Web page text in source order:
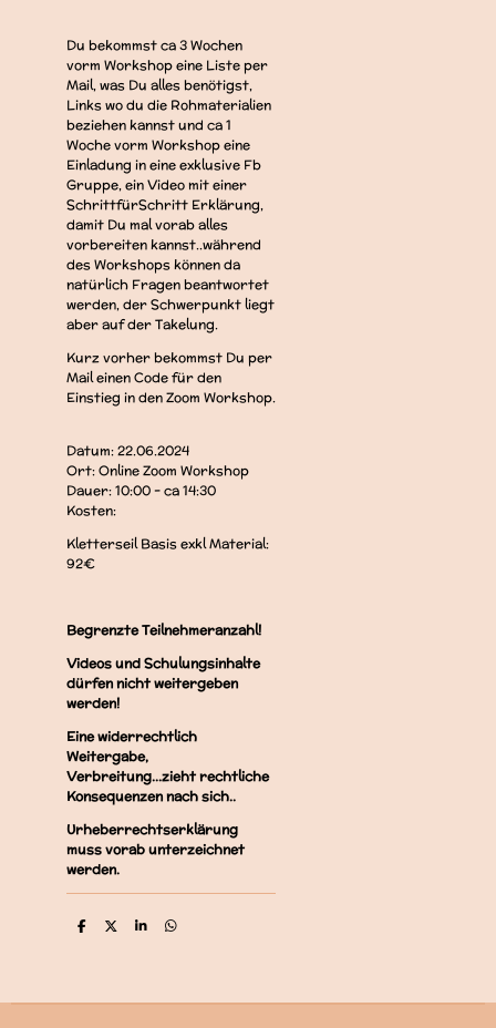
Du bekommst ca 3 Wochen
vorm Workshop eine Liste per
Mail, was Du alles benötigst,
Links wo du die Rohmaterialien
beziehen kannst und ca 1
Woche vorm Workshop eine
Einladung in eine exklusive Fb
Gruppe, ein Video mit einer
SchrittfürSchritt Erklärung,
damit Du mal vorab alles
vorbereiten kannst..während
des Workshops können da
natürlich Fragen beantwortet
werden, der Schwerpunkt liegt
aber auf der Takelung.
Kurz vorher bekommst Du per
Mail einen Code für den
Einstieg in den Zoom Workshop.
Datum: 22.06.2024
Ort: Online Zoom Workshop
Dauer: 10:00 - ca 14:30
Kosten:
Kletterseil Basis exkl Material:
92€
Begrenzte Teilnehmeranzahl!
Videos und Schulungsinhalte
dürfen nicht weitergeben
werden!
Eine widerrechtlich
Weitergabe,
Verbreitung...zieht rechtliche
Konsequenzen nach sich..
Urheberrechtserklärung
muss vorab unterzeichnet
werden.
T
T
T
T